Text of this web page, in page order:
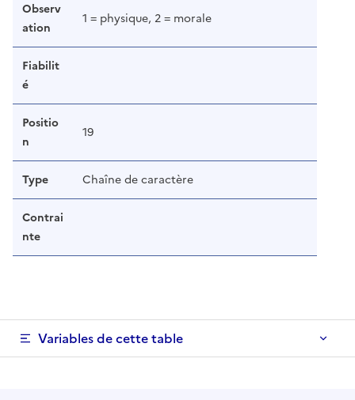
Observ
ation
1 = physique, 2 = morale
Fiabilit
é
Positio
n
19
Type Chaîne de caractère
Contrai
nte
Variables de cette table